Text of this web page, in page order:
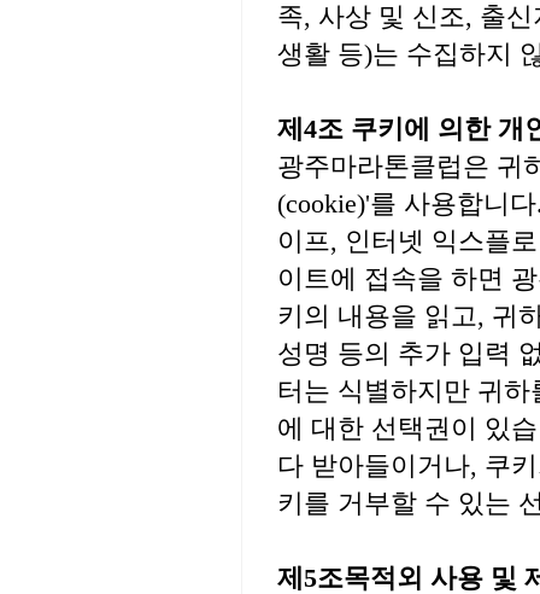
족, 사상 및 신조, 출
생활 등)는 수집하지
제4조 쿠키에 의한 개
광주마라톤클럽은 귀
(cookie)'를 사용합니
이프, 인터넷 익스플
이트에 접속을 하면
키의 내용을 읽고, 귀
성명 등의 추가 입력
터는 식별하지만 귀
에 대한 선택권이 있
다 받아들이거나, 쿠
키를 거부할 수 있는
제5조목적외 사용 및